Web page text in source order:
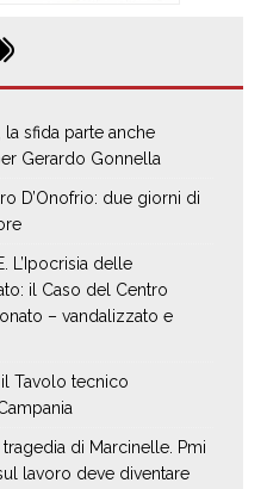
sfida parte anche
Gerardo Gonnella
D’Onofrio: due giorni di
L’Ipocrisia delle
il Caso del Centro
– vandalizzato e
Tavolo tecnico
di Marcinelle. Pmi
lavoro deve diventare